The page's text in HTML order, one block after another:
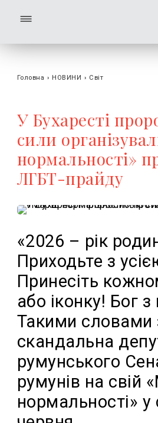
Головна › НОВИНИ › Світ
У Бухаресті
сили
нормальності»
ЛГБТ-прайду
«2026 – рік
Приходьте з
Принесіть
або іконку! Бог
Такими словами
скандальна
румунського
румунів на свій
нормальності» у